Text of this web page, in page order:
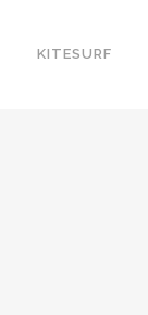
KITESURF